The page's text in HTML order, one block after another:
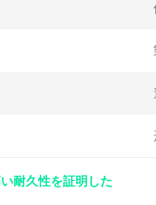
耐久性を証明した